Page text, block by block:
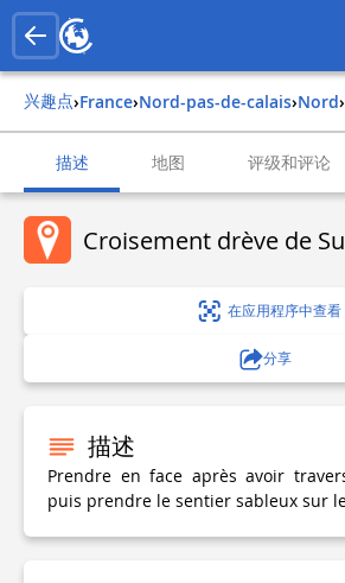
兴趣点› france› nord-pas-de-calais› nord›
描述 地图 评级和评论
Croisement drève de
在应用程序中查看
分享
描述
Prendre en face après avoir
puis prendre le sentier sableux sur